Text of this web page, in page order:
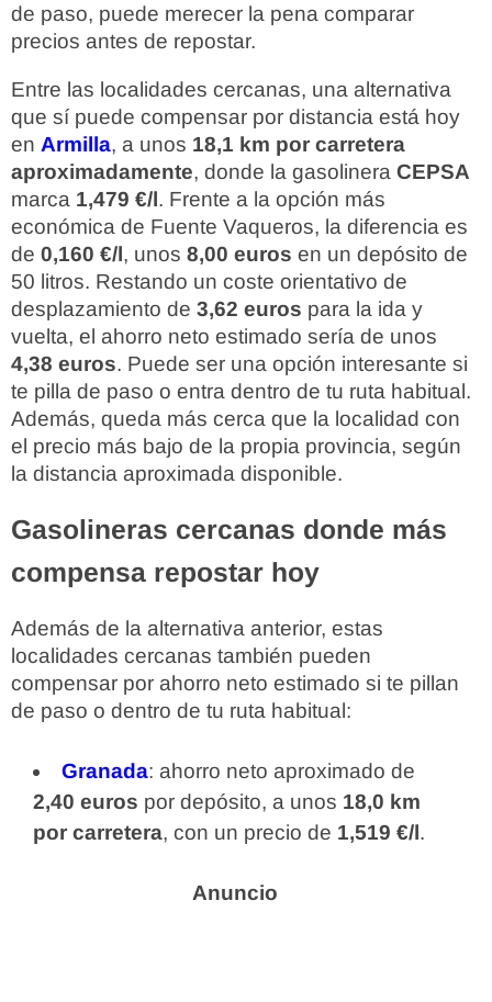
de paso, puede merecer la pena comparar
precios antes de repostar.
Entre las localidades cercanas, una alternativa
que sí puede compensar por distancia está hoy
en Armilla, a unos 18,1 km por carretera
aproximadamente, donde la gasolinera CEPSA
marca 1,479 €/l. Frente a la opción más
económica de Fuente Vaqueros, la diferencia es
de 0,160 €/l, unos 8,00 euros en un depósito de
50 litros. Restando un coste orientativo de
desplazamiento de 3,62 euros para la ida y
vuelta, el ahorro neto estimado sería de unos
4,38 euros. Puede ser una opción interesante si
te pilla de paso o entra dentro de tu ruta habitual.
Además, queda más cerca que la localidad con
el precio más bajo de la propia provincia, según
la distancia aproximada disponible.
Gasolineras cercanas donde más
compensa repostar hoy
Además de la alternativa anterior, estas
localidades cercanas también pueden
compensar por ahorro neto estimado si te pillan
de paso o dentro de tu ruta habitual:
Granada: ahorro neto aproximado de
2,40 euros por depósito, a unos 18,0 km
por carretera, con un precio de 1,519 €/l.